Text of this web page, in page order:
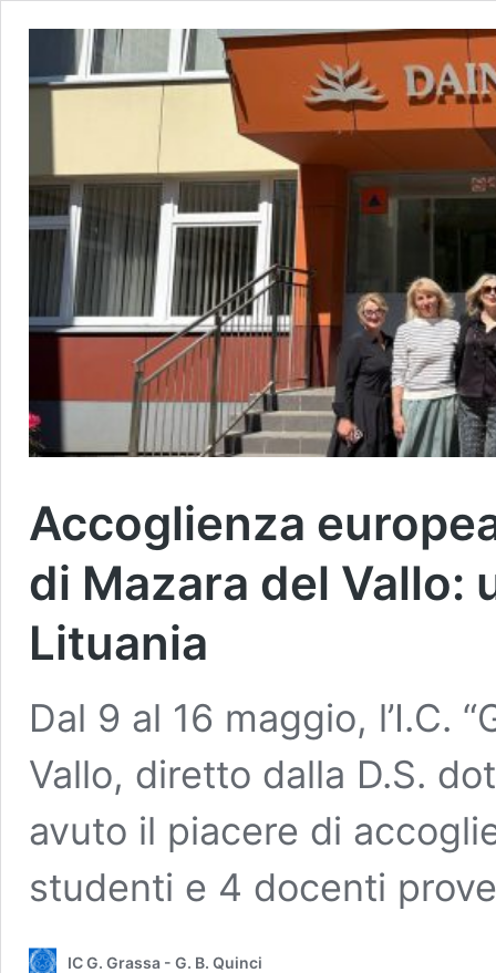
Accoglienza
di Mazara del Vallo:
Lituania
Dal 9 al 16 maggio, l’I.C.
Vallo, diretto dalla D.S.
avuto il piacere di
studenti e 4 docenti
IC G. Grassa - G. B. Quinci